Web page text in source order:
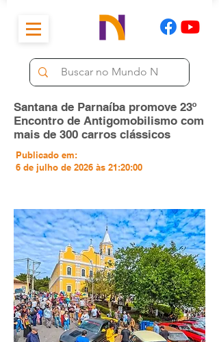
Santana de Parnaíba promove 23º
Encontro de Antigomobilismo com
mais de 300 carros clássicos
Publicado em:
6 de julho de 2026 às 21:20:00